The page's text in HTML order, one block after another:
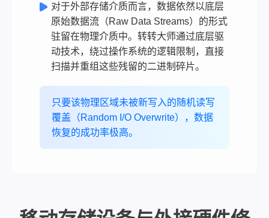
对于外部存储介质而言，数据依然以底层
原始数据流（Raw Data Streams）的形式
驻留在物理介质中。转转大师通过底层驱
动技术，绕过操作系统的逻辑限制，直接
扫描并重组这些残留的二进制碎片。
只要该物理区域未被新写入的随机读写
覆盖（Random I/O Overwrite），数据
恢复的成功率极高。